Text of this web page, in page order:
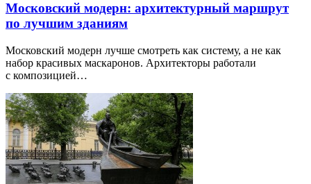
Московский модерн: архитектурный маршрут
по лучшим зданиям
Московский модерн лучше смотреть как систему, а не как
набор красивых маскаронов. Архитекторы работали
с композицией…